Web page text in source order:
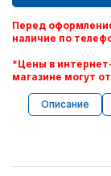
Перед
наличие по
*Цены в
магазине могут
Описание